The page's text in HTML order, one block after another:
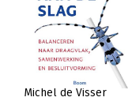
Michel de Visser